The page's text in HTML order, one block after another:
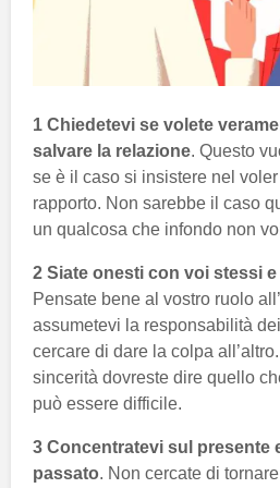
1 Chiedetevi se volete
salvare la relazione. Questo
se è il caso si insistere nel
rapporto. Non sarebbe il caso
un qualcosa che infondo non
2 Siate onesti con voi stessi
Pensate bene al vostro ruolo
assumetevi la responsabilità
cercare di dare la colpa
sincerità dovreste dire quello
può essere difficile.
3 Concentratevi sul presente
passato. Non cercate di